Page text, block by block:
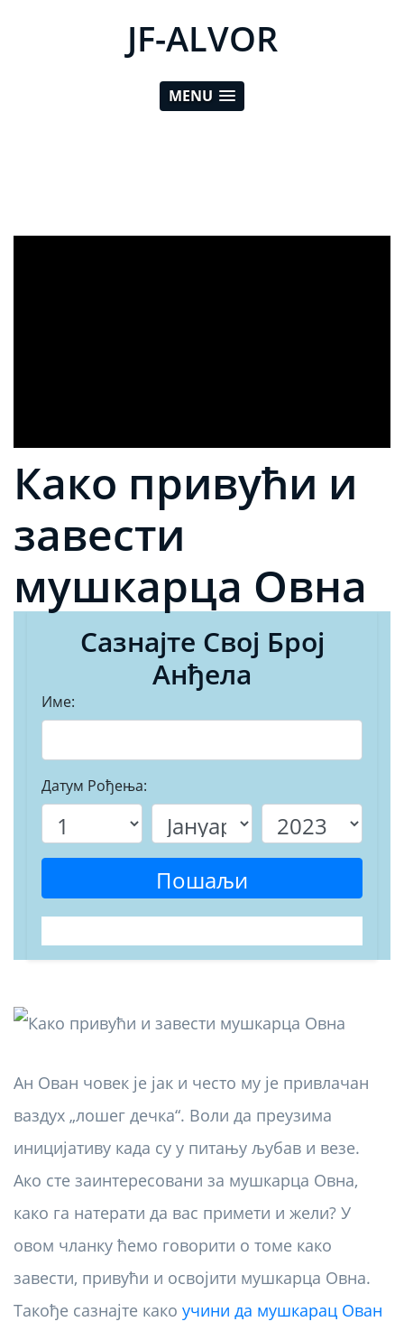
JF-ALVOR
MENU
Како привући и
завести
мушкарца Овна
Сазнајте Свој Број
Анђела
Име:
Датум Рођења:
Пошаљи
Ан Ован човек је јак и често му је привлачан
ваздух „лошег дечка“. Воли да преузима
иницијативу када су у питању љубав и везе.
Ако сте заинтересовани за мушкарца Овна,
како га натерати да вас примети и жели? У
овом чланку ћемо говорити о томе како
завести, привући и освојити мушкарца Овна.
Такође сазнајте како учини да мушкарац Ован